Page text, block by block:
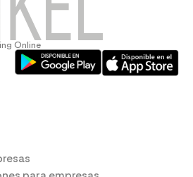
Online